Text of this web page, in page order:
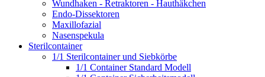
Wundhaken - Retraktoren - Hauthäkchen
Endo-Dissektoren
Maxillofazial
Nasenspekula
Sterilcontainer
1/1 Sterilcontainer und Siebkörbe
1/1 Container Standard Modell